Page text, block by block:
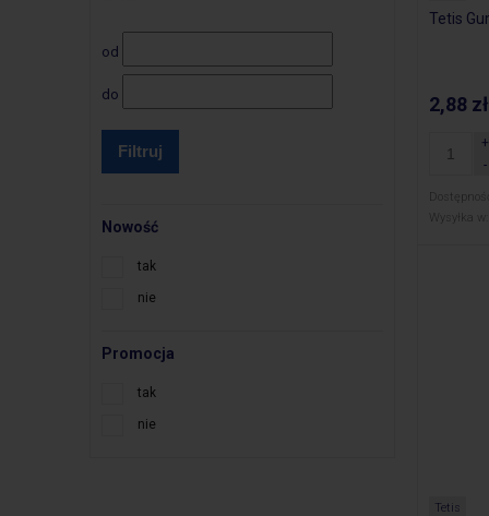
od
do
Filtruj
Nowość
tak
nie
Promocja
tak
nie
Tetis
2,88 zł
Dostępność:
Wysyłka w:
Tetis